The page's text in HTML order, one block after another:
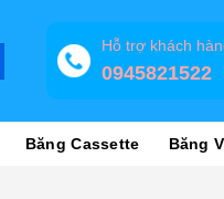
Hỗ trợ khách
0945821522
Băng Cassette Băng